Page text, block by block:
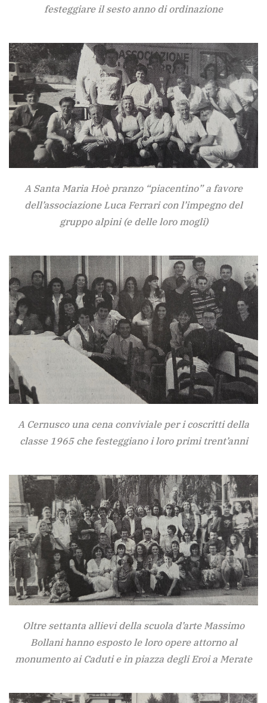
festeggiare il sesto anno di ordinazione
A Santa Maria Hoè pranzo “piacentino” a favore
dell’associazione Luca Ferrari con l’impegno del
gruppo alpini (e delle loro mogli)
A Cernusco una cena conviviale per i coscritti della
classe 1965 che festeggiano i loro primi trent’anni
Oltre settanta allievi della scuola d’arte Massimo
Bollani hanno esposto le loro opere attorno al
monumento ai Caduti e in piazza degli Eroi a Merate